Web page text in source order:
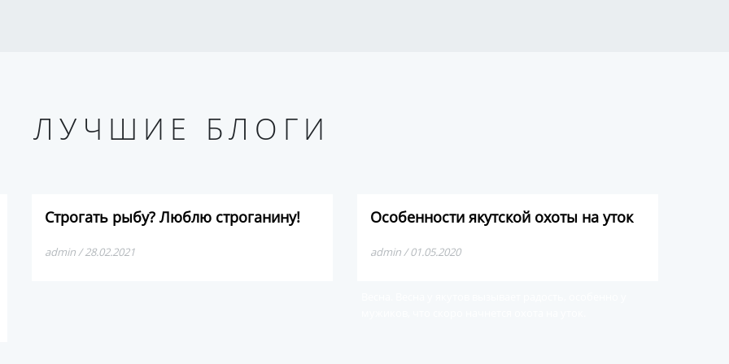
ЛУЧШИЕ БЛОГИ
Строгать рыбу? Люблю строганину!
admin / 28.02.2021
Особенности якутской охоты на уток
admin / 01.05.2020